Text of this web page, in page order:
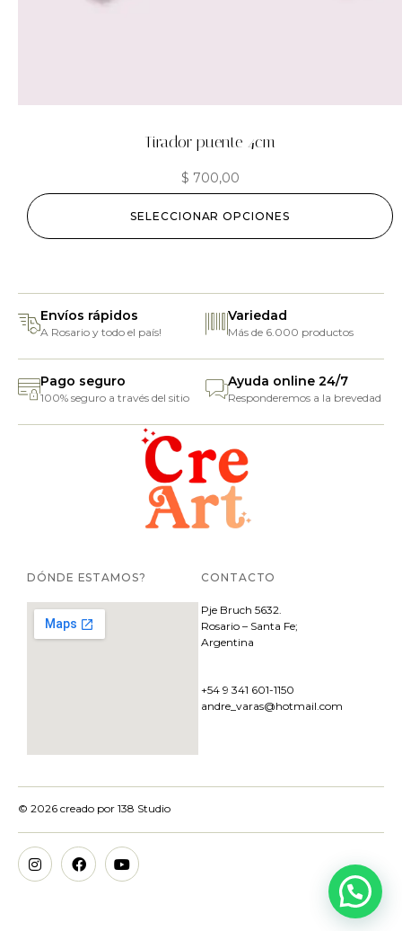
Tirador puente 4cm
$ 700,00
SELECCIONAR OPCIONES
Envíos rápidos
A Rosario y todo el país!
Variedad
Más de 6.000 productos
Pago seguro
100% seguro a través del sitio
Ayuda online 24/7
Responderemos a la brevedad
DÓNDE ESTAMOS? CONTACTO
Pje Bruch 5632.
Rosario – Santa Fe;
Argentina
+54 9 341 601-1150
andre_varas@hotmail.com
© 2026 creado por 138 Studio